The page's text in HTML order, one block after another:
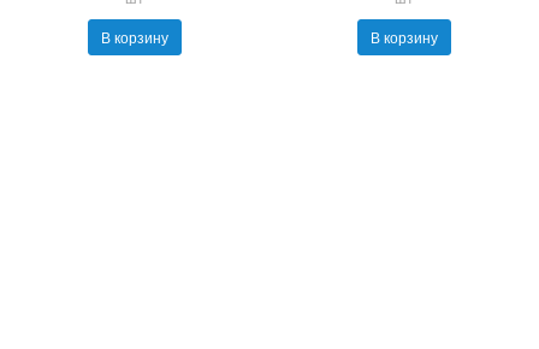
В корзину
В корзину